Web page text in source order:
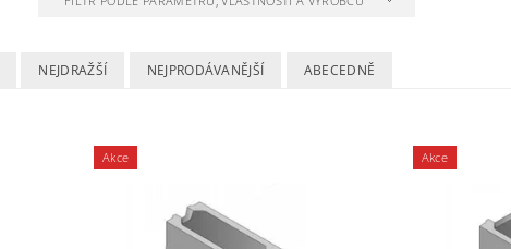
NEJDRAŽŠÍ NEJPRODÁVANĚJŠÍ ABECEDNĚ
Akce Akce